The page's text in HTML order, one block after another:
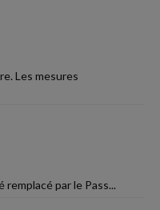
Les mesures
par le Pass...